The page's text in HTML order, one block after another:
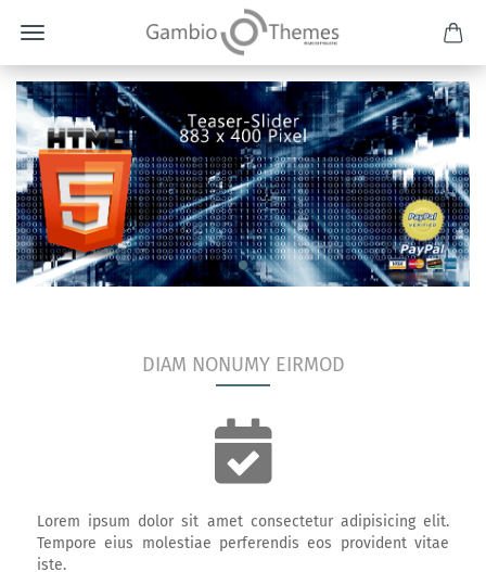
DIAM NONUMY EIRMOD
Lorem ipsum dolor sit amet consectetur adipisicing elit.
Tempore eius molestiae perferendis eos provident vitae
iste.